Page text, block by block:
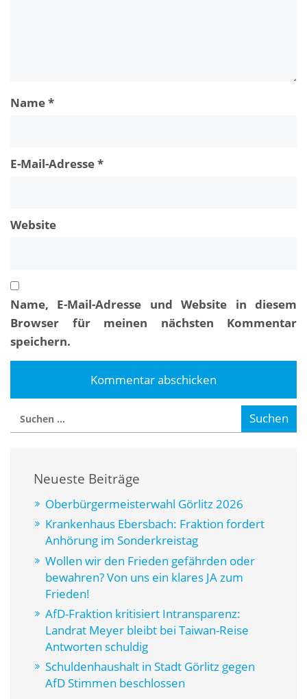
Name*
E-Mail-Adresse*
Website
Name, E-Mail-Adresse und Website in diesem
Browser für meinen nächsten Kommentar
speichern.
Neueste Beiträge
Oberbürgermeisterwahl Görlitz 2026
Krankenhaus Ebersbach: Fraktion fordert
Anhörung im Sonderkreistag
Wollen wir den Frieden gefährden oder
bewahren? Von uns ein klares JA zum
Frieden!
AfD-Fraktion kritisiert Intransparenz:
Landrat Meyer bleibt bei Taiwan-Reise
Antworten schuldig
Schuldenhaushalt in Stadt Görlitz gegen
AfD Stimmen beschlossen